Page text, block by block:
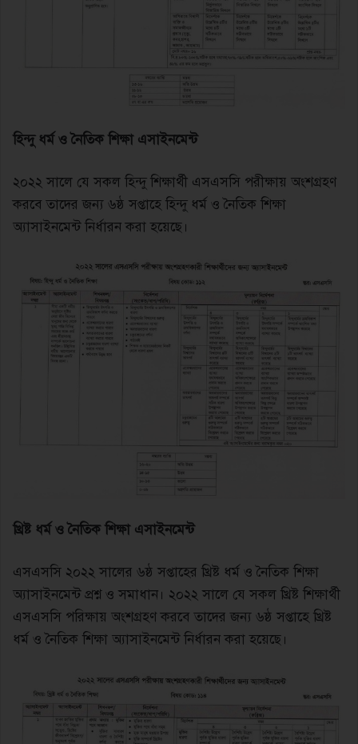
হিন্দু ধর্ম ও নৈতিক শিক্ষা এসাইনমেন্ট
২০২২ সালে যে সকল হিন্দু শিক্ষার্থী এসএসসি পরীক্ষায় অংশগ্রহণ
করবে তাদের জন্য ৬ষ্ঠ সপ্তাহে হিন্দু ধর্ম ও নৈতিক শিক্ষা
অ্যাসাইনমেন্ট নির্ধারন করা হয়েছে।
খ্রিষ্ট ধর্ম ও নৈতিক শিক্ষা এসাইনমেন্ট
এসএসসি ২০২২ সালের ৬ষ্ঠ সপ্তাহের খ্রিষ্ট ধর্ম ও নৈতিক শিক্ষা
অ্যাসাইনমেন্ট প্রশ্ন ও সমাধান। ২০২২ সালে যে সকল খ্রিষ্ট শিক্ষার্থী
এসএসসি পরিক্ষায় অংশগ্রহণ করবে তাদের জন্য ৬ষ্ঠ সপ্তাহে খ্রিষ্ট
ধর্ম ও নৈতিক শিক্ষা অ্যাসাইনমেন্ট নির্ধারন করা হয়েছে।